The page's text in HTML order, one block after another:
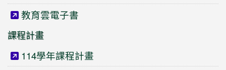
教育雲電子書
課程計畫
114學年課程計畫